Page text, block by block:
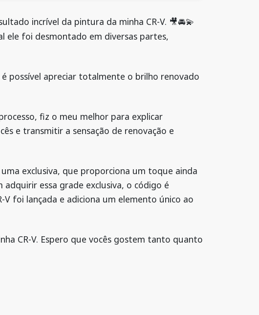
incrível da pintura da minha CR-V. 🎥🚘💫
ele foi desmontado em diversas partes,
possível apreciar totalmente o brilho renovado
fiz o meu melhor para explicar
e transmitir a sensação de renovação e
exclusiva, que proporciona um toque ainda
adquirir essa grade exclusiva, o código é
V foi lançada e adiciona um elemento único ao
CR-V. Espero que vocês gostem tanto quanto